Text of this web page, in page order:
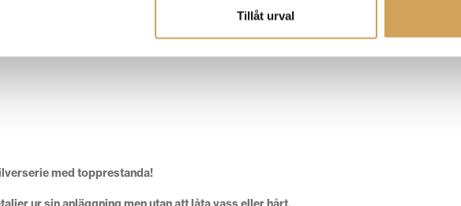
Tillåt urval
med topprestanda!